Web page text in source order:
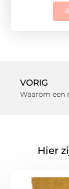
VORIG
Hier